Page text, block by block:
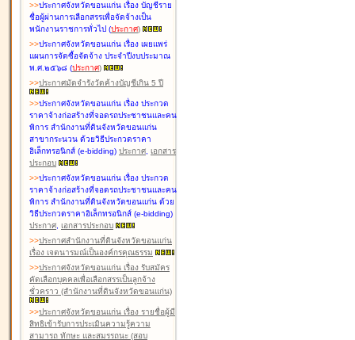
>>ประกาศจังหวัดขอนแก่น เรื่อง บัญชีราย
ชื่อผู้ผ่านการเลือกสรรเพื่อจัดจ้างเป็น
พนักงานราชการทั่วไป (ประกาศ)
>>ประกาศจังหวัดขอนแก่น เรื่อง เผยแพร่
แผนการจัดซื้อจัดจ้าง ประจำปีงบประมาณ
พ.ศ.๒๕๖๘ (ประกาศ)
>>ประกาศมัดจำรังวัดค้างบัญชีเกิน 5 ปี
>>ประกาศจังหวัดขอนแก่น เรื่อง ประกวด
ราคาจ้างก่อสร้างที่จอดรถประชาชนและคน
พิการ สำนักงานที่ดินจังหวัดขอนแก่น
สาขากระนวน ด้วยวิธีประกวดราคา
อิเล็กทรอนิกส์ (e-bidding) ประกาศ, เอกสาร
ประกอบ
>>ประกาศจังหวัดขอนแก่น เรื่อง ประกวด
ราคาจ้างก่อสร้างที่จอดรถประชาชนและคน
พิการ สำนักงานที่ดินจังหวัดขอนแก่น ด้วย
วิธีประกวดราคาอิเล็กทรอนิกส์ (e-bidding)
ประกาศ, เอกสารประกอบ
>>ประกาศสำนักงานที่ดินจังหวัดขอนแก่น
เรื่อง เจตนารมณ์เป็นองค์กรคุณธรรม
>>ประกาศจังหวัดขอนแก่น เรื่อง รับสมัคร
คัดเลือกบุคคลเพื่อเลือกสรรเป็นลูกจ้าง
ชั่วคราว (สำนักงานที่ดินจังหวัดขอนแก่น)
>>ประกาศจังหวัดขอนแก่น เรื่อง รายชื่อผู้มี
สิทธิเข้ารับการประเมินความรู้ความ
สามารถ ทักษะ และสมรรถนะ (สอบ